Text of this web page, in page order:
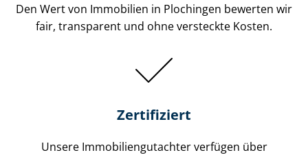
Den Wert von Immobilien in Plochingen bewerten wir
fair, transparent und ohne versteckte Kosten.
Zertifiziert
Unsere Immobilien­gutachter verfügen über